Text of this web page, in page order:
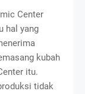
Center
hal yang
kubah
itu.
tidak